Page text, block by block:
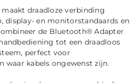
draadloze verbinding
display- en monitorstandaards en
de Bluetooth® Adapter
tot een draadloos
perfect voor
waar kabels ongewenst zijn.